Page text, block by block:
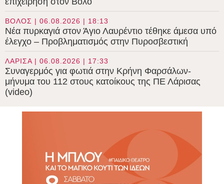
ΒΟΛΟΣ | 06.08.2026 | 18:13
Νέα πυρκαγιά στον Άγιο Λαυρέντιο τέθηκε άμεσα υπό
έλεγχο – Προβληματισμός στην Πυροσβεστική
ΛΑΡΙΣΑ | 06.08.2026 | 17:33
Συναγερμός για φωτιά στην Κρήνη Φαρσάλων-
μήνυμα του 112 στους κατοίκους της ΠΕ Λάρισας
(video)